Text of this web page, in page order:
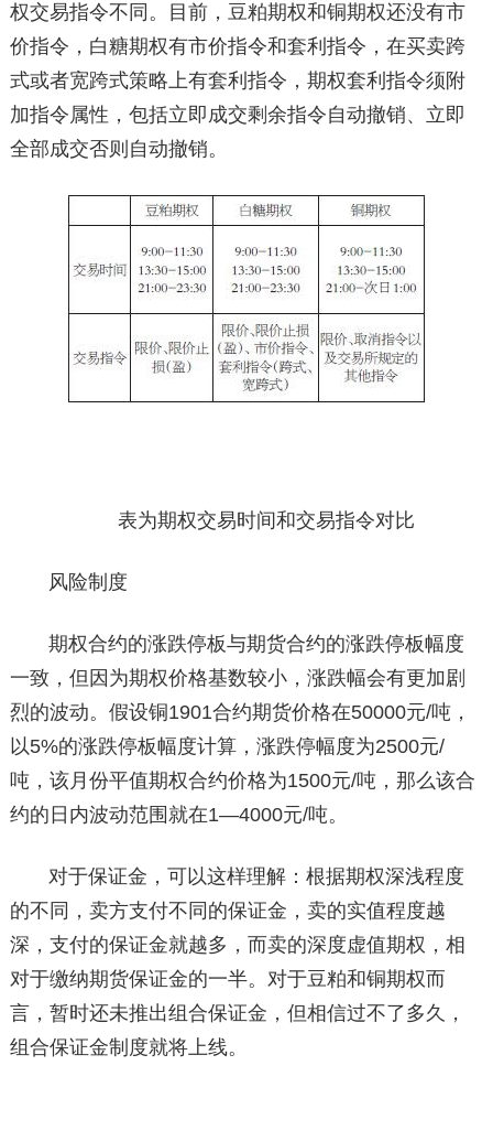
权交易指令不同。目前，豆粕期权和铜期权还没有市
价指令，白糖期权有市价指令和套利指令，在买卖跨
式或者宽跨式策略上有套利指令，期权套利指令须附
加指令属性，包括立即成交剩余指令自动撤销、立即
全部成交否则自动撤销。
表为期权交易时间和交易指令对比
风险制度
期权合约的涨跌停板与期货合约的涨跌停板幅度
一致，但因为期权价格基数较小，涨跌幅会有更加剧
烈的波动。假设铜1901合约期货价格在50000元/吨，
以5%的涨跌停板幅度计算，涨跌停幅度为2500元/
吨，该月份平值期权合约价格为1500元/吨，那么该合
约的日内波动范围就在1—4000元/吨。
对于保证金，可以这样理解：根据期权深浅程度
的不同，卖方支付不同的保证金，卖的实值程度越
深，支付的保证金就越多，而卖的深度虚值期权，相
对于缴纳期货保证金的一半。对于豆粕和铜期权而
言，暂时还未推出组合保证金，但相信过不了多久，
组合保证金制度就将上线。